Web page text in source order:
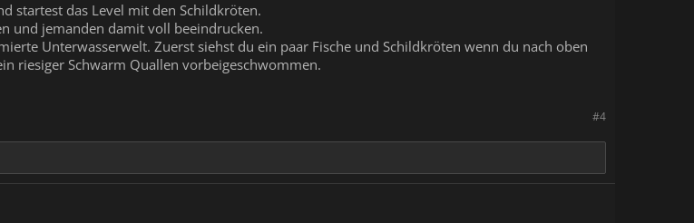
startest das Level mit den Schildkröten.
und jemanden damit voll beeindrucken.
Unterwasserwelt. Zuerst siehst du ein paar Fische und Schildkröten wenn du nach oben
riesiger Schwarm Quallen vorbeigeschwommen.
#4